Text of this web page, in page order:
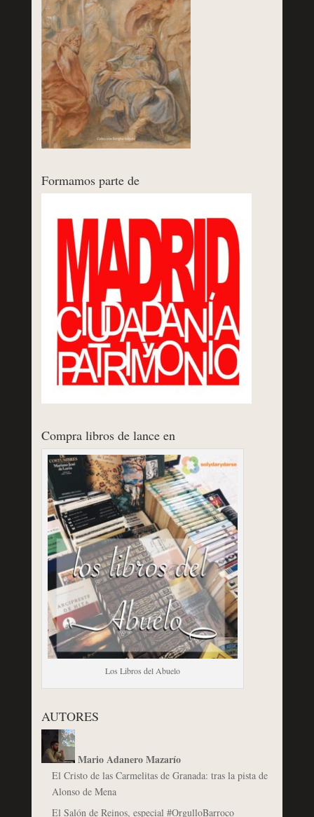
Formamos parte de
Compra libros de lance en
Los Libros del Abuelo
AUTORES
Mario Adanero Mazarío
El Cristo de las Carmelitas de Granada: tras la pista de
Alonso de Mena
El Salón de Reinos, especial #OrgulloBarroco